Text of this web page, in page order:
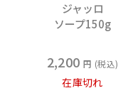
ジャッロ
ソープ150g
2,200 税込
在庫切れ